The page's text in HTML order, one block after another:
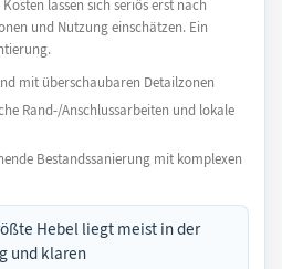
lassen sich seriös erst nach
und Nutzung einschätzen. Ein
mit überschaubaren Detailzonen
Rand-/Anschlussarbeiten und lokale
Bestandssanierung mit komplexen
Hebel liegt meist in der
und klaren